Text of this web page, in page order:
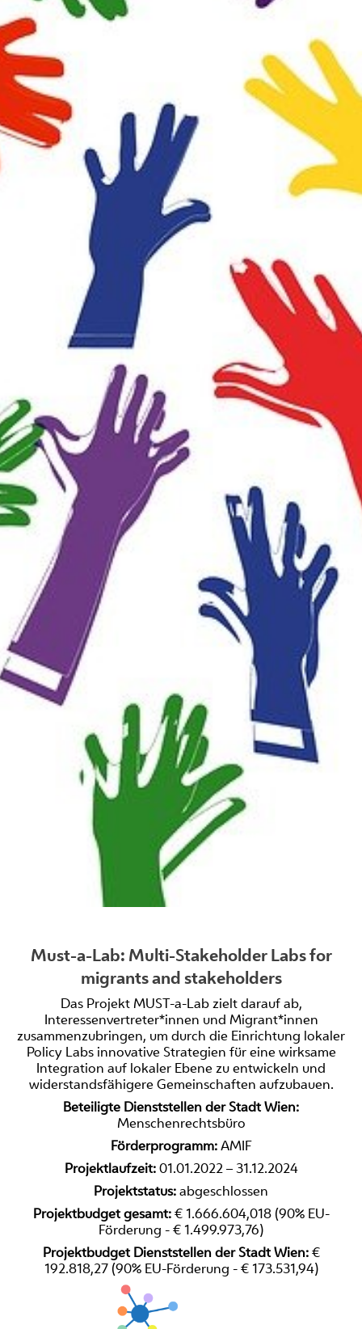
Must-a-Lab: Multi-Stakeholder Labs for
migrants and stakeholders
Das Projekt MUST-a-Lab zielt darauf ab,
Interessenvertreter*innen und Migrant*innen
zusammenzubringen, um durch die Einrichtung lokaler
Policy Labs innovative Strategien für eine wirksame
Integration auf lokaler Ebene zu entwickeln und
widerstandsfähigere Gemeinschaften aufzubauen.
Beteiligte Dienststellen der Stadt Wien:
Menschenrechtsbüro
Förderprogramm:AMIF
Projektlaufzeit:01.01.2022 – 31.12.2024
Projektstatus:abgeschlossen
Projektbudget gesamt:€ 1.666.604,018 (90% EU-
Förderung - € 1.499.973,76)
Projektbudget Dienststellen der Stadt Wien:€
192.818,27 (90% EU-Förderung - € 173.531,94)